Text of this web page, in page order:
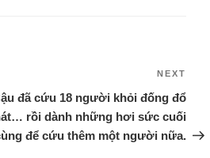
NEXT
đã cứu 18 người khỏi đống đổ
rồi dành những hơi sức cuối
để cứu thêm một người nữa.